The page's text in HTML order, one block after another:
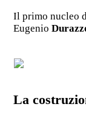
Il primo nucleo
Eugenio
La